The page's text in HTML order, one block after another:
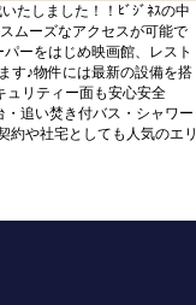
たしました！！ﾋﾞｼﾞﾈｽの中
ムーズなアクセスが可能で
ーをはじめ映画館、レスト
す♪物件には最新の設備を搭
ュリティー面も安心安全
追い焚き付バス・シャワー
約や社宅としても人気のエリ